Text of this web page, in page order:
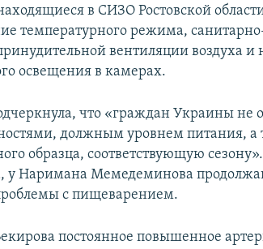
в СИЗО Ростовской
температурного режима,
вентиляции воздуха и
освещения в камерах.
что «граждан Украины не
должным уровнем питания, а
образца, соответствующую
у Наримана Мемедеминова
с пищеварением.
постоянное повышенное